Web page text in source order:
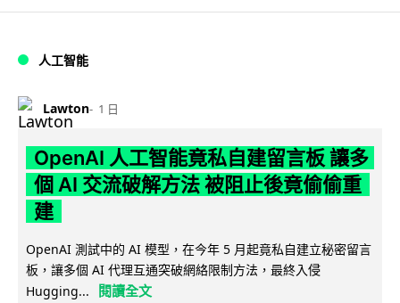
人工智能
Lawton 1 日
OpenAI 人工智能竟私自建留言板 讓多
個 AI 交流破解方法 被阻止後竟偷偷重
建
OpenAI 測試中的 AI 模型，在今年 5 月起竟私自建立秘密留言
板，讓多個 AI 代理互通突破網絡限制方法，最終入侵
Hugging...
閱讀全文